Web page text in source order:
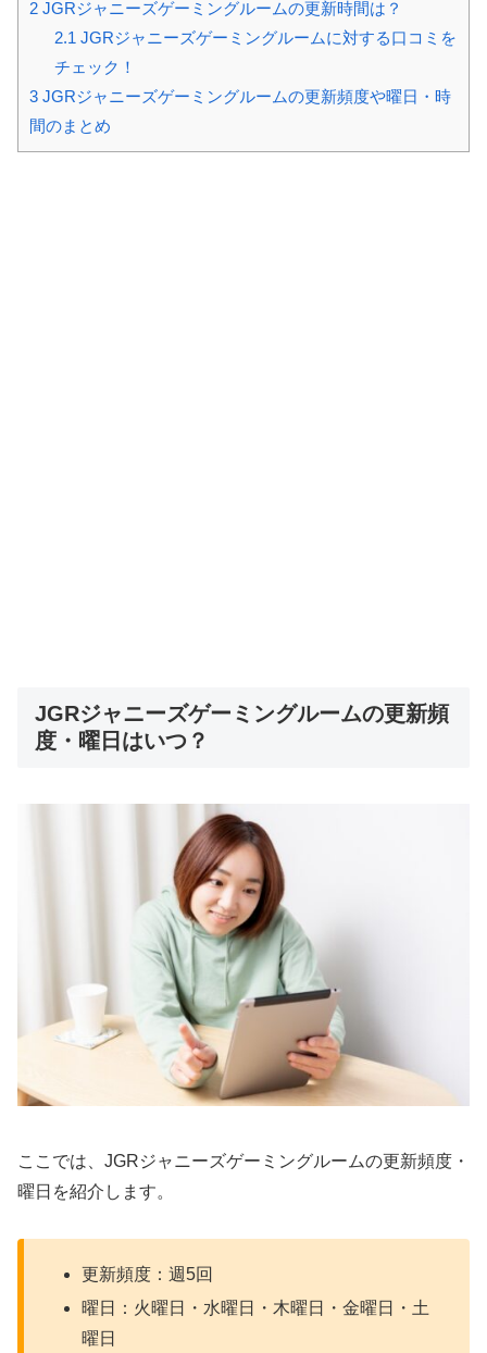
2 JGRジャニーズゲーミングルームの更新時間は？
2.1JGRジャニーズゲーミングルームに対する口コミを
チェック！
3 JGRジャニーズゲーミングルームの更新頻度や曜日・時
間のまとめ
JGRジャニーズゲーミングルームの更新頻
度・曜日はいつ？
ここでは、JGRジャニーズゲーミングルームの更新頻度・
曜日を紹介します。
更新頻度：週5回
曜日：火曜日・水曜日・木曜日・金曜日・土
曜日